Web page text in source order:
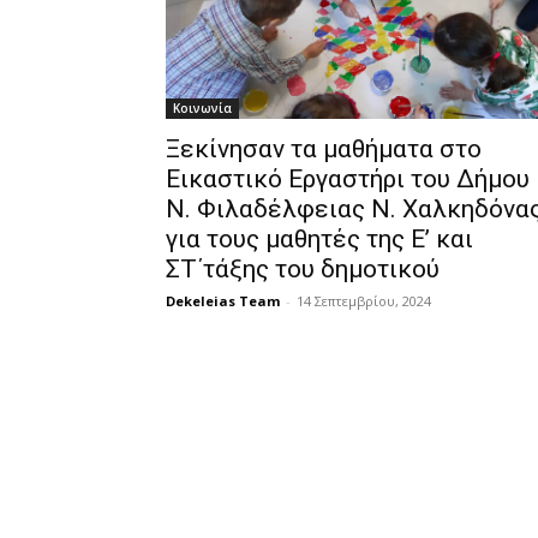
Κοινωνία
Ξεκίνησαν τα μαθήματα στο
Εικαστικό Εργαστήρι του Δήμου
Ν. Φιλαδέλφειας Ν.
για τους μαθητές της Ε’ και
ΣΤ΄τάξης του δημοτικού
Dekeleias Team - 14 Σεπτεμβρίου, 2024